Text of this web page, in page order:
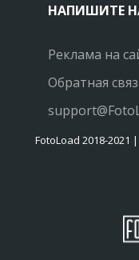
НАПИШИТЕ
Реклама на
Обратная
FotoLoad 2018-